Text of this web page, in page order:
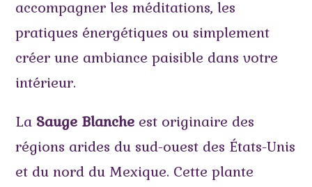
accompagner les méditations, les
pratiques énergétiques ou simplement
créer une ambiance paisible dans votre
intérieur.
La Sauge Blanche est originaire des
régions arides du sud-ouest des États-Unis
et du nord du Mexique. Cette plante